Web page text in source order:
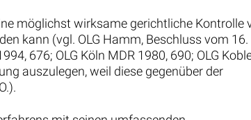
möglichst wirksame gerichtliche Kontrolle
kann (vgl. OLG Hamm, Beschluss vom
676; OLG Köln MDR 1980, 690; OLG
auszulegen, weil diese gegenüber der